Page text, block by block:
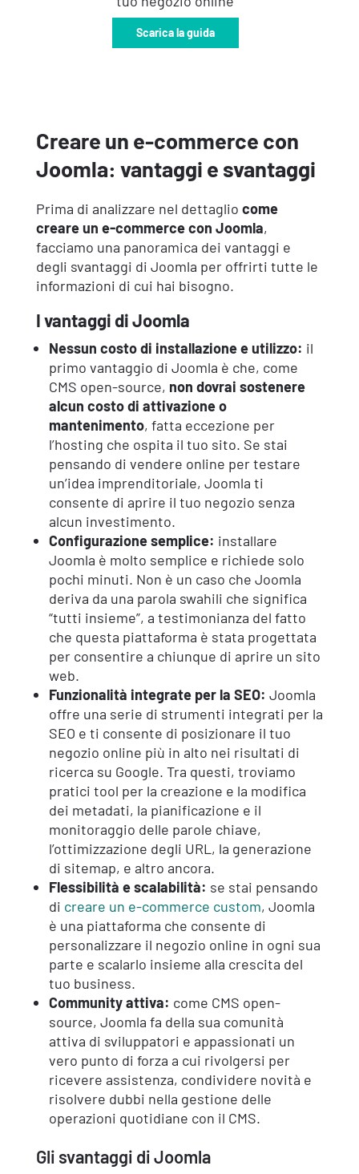
Scarica la guida
Creare un e-commerce con
Joomla: vantaggi e svantaggi
Prima di analizzare nel dettaglio come
creare un e-commerce con Joomla,
facciamo una panoramica dei vantaggi e
degli svantaggi di Joomla per offrirti tutte le
informazioni di cui hai bisogno.
I vantaggi di Joomla
Nessun costo di installazione e utilizzo: il
primo vantaggio di Joomla è che, come
CMS open-source, non dovrai sostenere
alcun costo di attivazione o
mantenimento, fatta eccezione per
l’hosting che ospita il tuo sito. Se stai
pensando di vendere online per testare
un’idea imprenditoriale, Joomla ti
consente di aprire il tuo negozio senza
alcun investimento.
Configurazione semplice: installare
Joomla è molto semplice e richiede solo
pochi minuti. Non è un caso che Joomla
deriva da una parola swahili che significa
“tutti insieme”, a testimonianza del fatto
che questa piattaforma è stata progettata
per consentire a chiunque di aprire un sito
web.
Funzionalità integrate per la SEO: Joomla
offre una serie di strumenti integrati per la
SEO e ti consente di posizionare il tuo
negozio online più in alto nei risultati di
ricerca su Google. Tra questi, troviamo
pratici tool per la creazione e la modifica
dei metadati, la pianificazione e il
monitoraggio delle parole chiave,
l’ottimizzazione degli URL, la generazione
di sitemap, e altro ancora.
Flessibilità e scalabilità: se stai pensando
di creare un e-commerce custom, Joomla
è una piattaforma che consente di
personalizzare il negozio online in ogni sua
parte e scalarlo insieme alla crescita del
tuo business.
Community attiva: come CMS open-
source, Joomla fa della sua comunità
attiva di sviluppatori e appassionati un
vero punto di forza a cui rivolgersi per
ricevere assistenza, condividere novità e
risolvere dubbi nella gestione delle
operazioni quotidiane con il CMS.
Gli svantaggi di Joomla